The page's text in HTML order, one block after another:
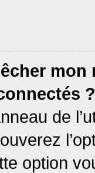
mon
?
de
option